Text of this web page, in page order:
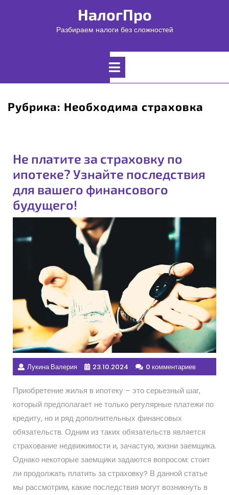
НалогПро
Разбираем налоги без сложностей
Открыть
Рубрика: Необходима страховка
Не платите за страховку по
ипотеке? Узнайте последствия
для вашего финансового
будущего!
Лукина Валерия 23.10.2024 0 комментариев
Приобретение жилья в ипотеку – это серьезный шаг,
который предполагает не только регулярные платежи по
кредиту, но и ряд дополнительных финансовых
обязательств. Одним из таких обязательств является
страхование недвижимости и, зачастую, жизни заемщика.
Однако некоторые заемщики задаются вопросом: стоит
ли продолжать платить за страховку? В данной статье
мы рассмотрим, какие последствия могут возникнуть в